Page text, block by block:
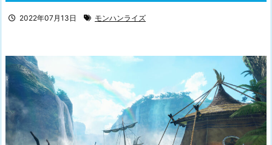
2022年07月13日 モンハンライズ